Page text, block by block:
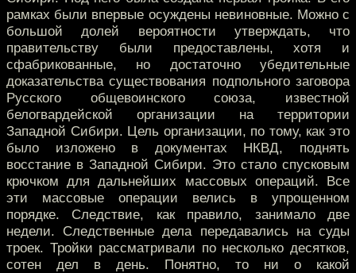
рамках были впервые осуждены невиновные. Можно с
большой долей вероятности утверждать, что
правительству были предоставлены, хотя и
сфабрикованные, но достаточно убедительные
доказательства существования подпольного заговора
Русского общевоинского союза, известной
белогвардейской организации на территории
Западной Сибири. Цель организации, по тому, как это
было изложено в документах НКВД, поднять
восстание в Западной Сибири. Это стало спусковым
крючком для дальнейших массовых операций. Все
эти массовые операции велись в упрощенном
порядке. Следствие, как правило, занимало две
недели. Следственные дела передавались на суды
троек. Тройки рассматривали по несколько десятков,
сотен дел в день. Понятно, то ни о какой